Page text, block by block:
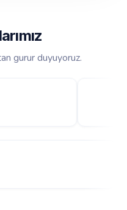
gurur duyuyoruz.